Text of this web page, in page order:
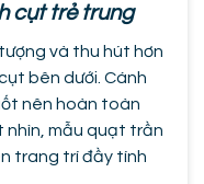
cụt trẻ trung
và thu hút hơn
bên dưới. Cánh
nên hoàn toàn
nhìn, mẫu quạt trần
trang trí đầy tính